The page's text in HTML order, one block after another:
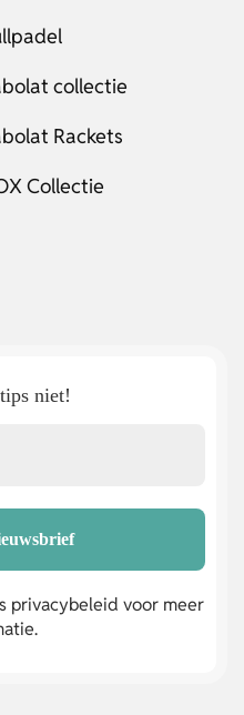
collectie
Rackets
Collectie
niet!
privacybeleid voor meer